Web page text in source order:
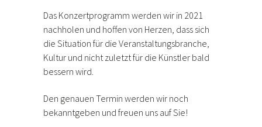
Das Konzertprogramm werden wir in 2021
nachholen und hoffen von Herzen, dass sich
die Situation für die Veranstaltungsbranche,
Kultur und nicht zuletzt für die Künstler bald
bessern wird.
Den genauen Termin werden wir noch
bekanntgeben und freuen uns auf Sie!